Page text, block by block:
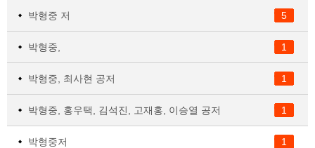
5
박형중 저
1
박형중,
1
박형중, 최사현 공저
1
박형중, 홍우택, 김석진, 고재홍, 이승열 공저
1
박형중저